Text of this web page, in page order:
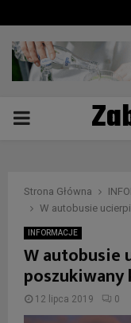
PRIMARY
Strona Główna
W autobusie
INFORMACJE
W autobusie
poszukiwany
12 lipca 2019 0